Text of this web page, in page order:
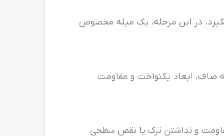
در این مرحله، یک میله مخصوص
صاف، ابعاد یکنواخت و مقاومت
و نداشتن ترک یا نقص سطحی